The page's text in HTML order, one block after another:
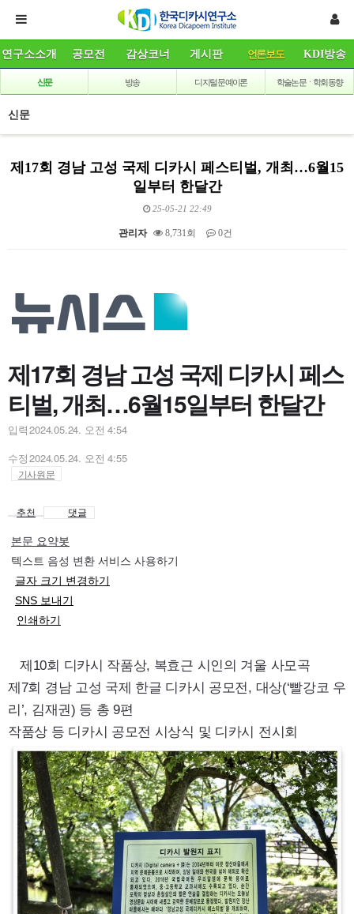
연구소소개 공모전 감상코너 게시판 언론보도 KDI방송
신문 방송 디지털 문예이론 학술논문ㆍ학회동향
신문
제17회 경남 고성 국제 디카시 페스티벌, 개최…6월15
일부터 한달간
25-05-21 22:49
관리자 8,731회 0건
제17회 경남 고성 국제 디카시 페스
티벌, 개최…6월15일부터 한달간
입력2024.05.24. 오전 4:54
수정2024.05.24. 오전 4:55
기사원문
추천 댓글
본문 요약봇
텍스트 음성 변환 서비스 사용하기
글자 크기 변경하기
SNS 보내기
인쇄하기
제10회 디카시 작품상, 복효근 시인의 겨울 사모곡
제7회 경남 고성 국제 한글 디카시 공모전, 대상(‘빨강코 우
리 ’, 김재권) 등 총 9편
작품상 등 디카시 공모전 시상식 및 디카시 전시회